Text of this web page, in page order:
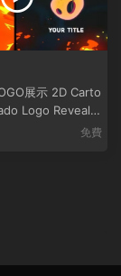
展示 2D Carto
Logo Reveals
免費